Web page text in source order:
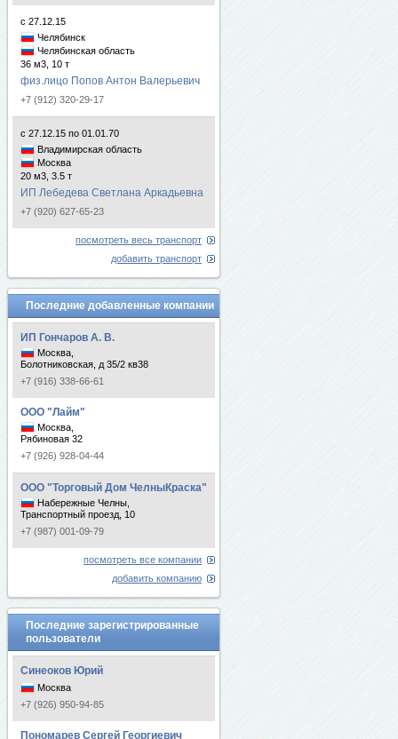
с 27.12.15
Челябинск
Челябинская область
36 м3, 10 т
физ.лицо Попов Антон Валерьевич
+7 (912) 320-29-17
с 27.12.15 по 01.01.70
Владимирская область
Москва
20 м3, 3.5 т
ИП Лебедева Светлана Аркадьевна
+7 (920) 627-65-23
посмотреть весь транспорт
добавить транспорт
Последние добавленные компании
ИП Гончаров А. В.
Москва,
Болотниковская, д 35/2 кв38
+7 (916) 338-66-61
ООО "Лайм"
Москва,
Рябиновая 32
+7 (926) 928-04-44
ООО "Торговый Дом ЧелныКраска"
Набережные Челны,
Транспортный проезд, 10
+7 (987) 001-09-79
посмотреть все компании
добавить компанию
Последние зарегистрированные
пользователи
Синеоков Юрий
Москва
+7 (926) 950-94-85
Пономарев Сергей Георгиевич